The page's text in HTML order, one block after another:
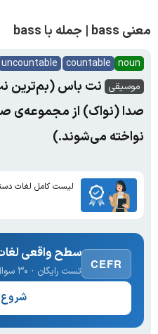
معنی bass | جمله با bass
noun
countable
uncountable
موسیقی نت باس (بم‌ترین نت
صدا (نواک) از مجموعه‌ی
نواخته می‌شوند.)
لیست کامل لغات
CEFR
سطح واقعی
تست رایگان · ۳۰ سوال · نتیجه فوری